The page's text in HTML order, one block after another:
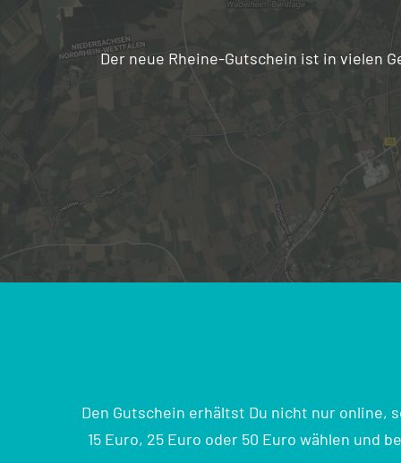
Der neue Rheine-Gutschein ist in vielen
Den Gutschein erhältst Du nicht nur online,
15 Euro, 25 Euro oder 50 Euro wählen und